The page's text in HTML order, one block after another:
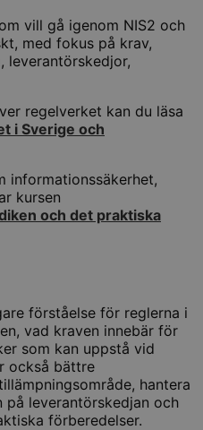
vill gå igenom NIS2 och
med fokus på krav,
leverantörskedjor,
regelverket kan du läsa
i Sverige och
informationssäkerhet,
kursen
och det praktiska
förståelse för reglerna i
vad kraven innebär för
som kan uppstå vid
också bättre
hantera
leverantörskedjan och
förberedelser.